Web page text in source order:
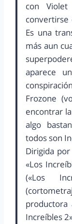
con
Es una
más aun
aparece
Frozone
encontrar
algo
todos son
Dirigida
«Los
(«Los
productora
Increíbles